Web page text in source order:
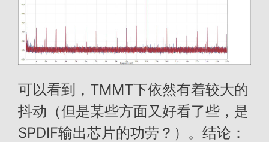
可以看到，TMMT下依然有着较大的
抖动（但是某些方面又好看了些，是
SPDIF输出芯片的功劳？）。结论：